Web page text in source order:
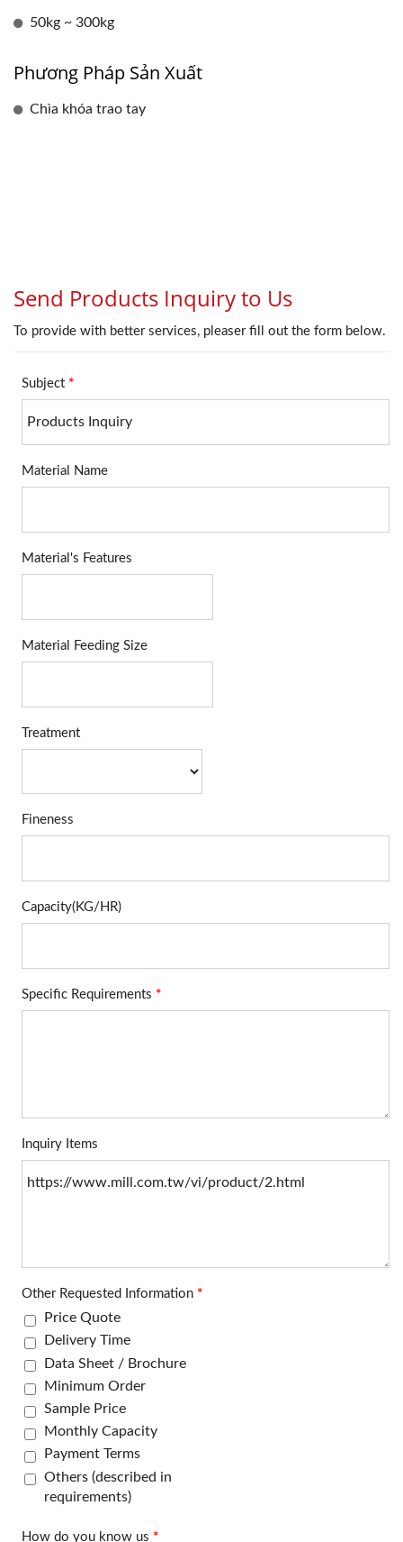
50kg ~ 300kg
Phương Pháp Sản Xuất
Chìa khóa trao tay